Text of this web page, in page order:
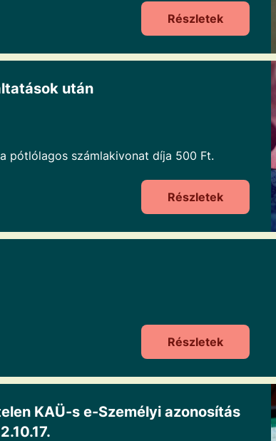
Részletek
után
pótlólagos számlakivonat díja 500 Ft.
Részletek
Részletek
KAÜ-s e-Személyi azonosítás